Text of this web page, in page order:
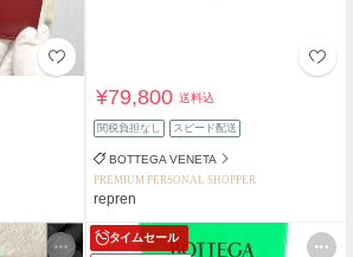
¥79,800送料込
関税負担なし スピード配送
BOTTEGA VENETA
PREMIUM PERSONAL SHOPPER
repren
タイムセール